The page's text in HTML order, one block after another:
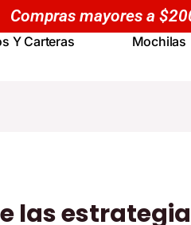
Compras
Y Carteras Mochilas
las